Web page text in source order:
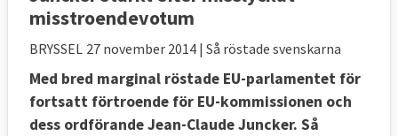
misstroendevotum
BRYSSEL 27 november 2014 | Så röstade svenskarna
Med bred marginal röstade EU-parlamentet för
fortsatt förtroende för EU-kommissionen och
dess ordförande Jean-Claude Juncker. Så